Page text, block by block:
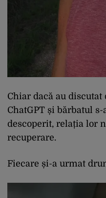
Chiar dacă au
ChatGPT și bărbatul
descoperit, relația lor
recuperare.
Fiecare și-a urmat